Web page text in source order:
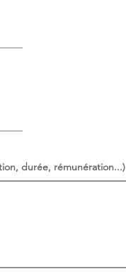
durée, rémunération...)